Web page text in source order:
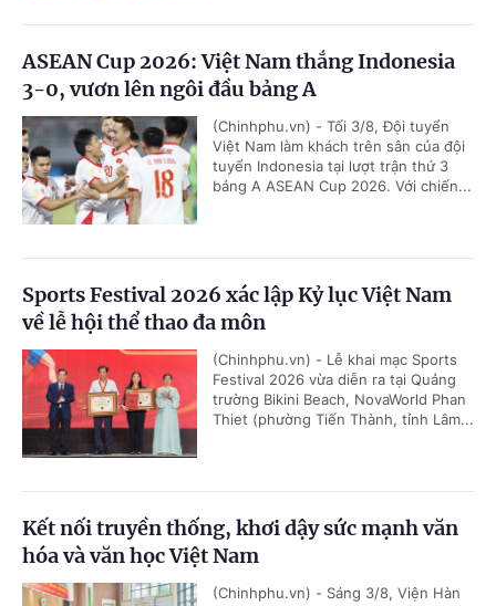
ASEAN Cup 2026: Việt Nam thắng Indonesia
3-0, vươn lên ngôi đầu bảng A
(Chinhphu.vn) - Tối 3/8, Đội tuyển
Việt Nam làm khách trên sân của đội
tuyển Indonesia tại lượt trận thứ 3
bảng A ASEAN Cup 2026. Với chiến...
Sports Festival 2026 xác lập Kỷ lục Việt Nam
về lễ hội thể thao đa môn
(Chinhphu.vn) - Lễ khai mạc Sports
Festival 2026 vừa diễn ra tại Quảng
trường Bikini Beach, NovaWorld Phan
Thiet (phường Tiến Thành, tỉnh Lâm...
Kết nối truyền thống, khơi dậy sức mạnh văn
hóa và văn học Việt Nam
(Chinhphu.vn) - Sáng 3/8, Viện Hàn